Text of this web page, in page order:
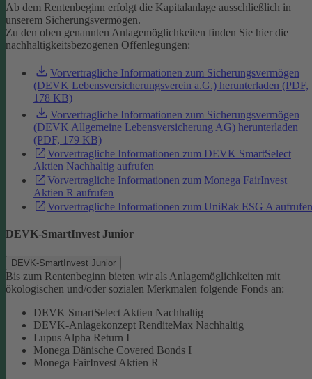
Ab dem Rentenbeginn erfolgt die Kapitalanlage ausschließlich in
unserem Sicherungsvermögen.
Zu den oben genannten Anlagemöglichkeiten finden Sie hier die
nachhaltigkeitsbezogenen Offenlegungen:
Vorvertragliche Informationen zum Sicherungsvermögen
(DEVK Lebensversicherungsverein a.G.) herunterladen (PDF,
178 KB)
Vorvertragliche Informationen zum Sicherungsvermögen
(DEVK Allgemeine Lebensversicherung AG) herunterladen
(PDF, 179 KB)
Vorvertragliche Informationen zum DEVK SmartSelect
Aktien Nachhaltig aufrufen
Vorvertragliche Informationen zum Monega FairInvest
Aktien R aufrufen
Vorvertragliche Informationen zum UniRak ESG A aufrufen
DEVK-SmartInvest Junior
DEVK-SmartInvest Junior
Bis zum Rentenbeginn bieten wir als Anlagemöglichkeiten mit
ökologischen und/oder sozialen Merkmalen folgende Fonds an:
DEVK SmartSelect Aktien Nachhaltig
DEVK-Anlagekonzept RenditeMax Nachhaltig
Lupus Alpha Return I
Monega Dänische Covered Bonds I
Monega FairInvest Aktien R